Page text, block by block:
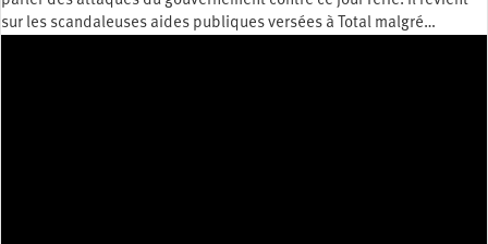
sur les scandaleuses aides publiques versées à Total malgré…